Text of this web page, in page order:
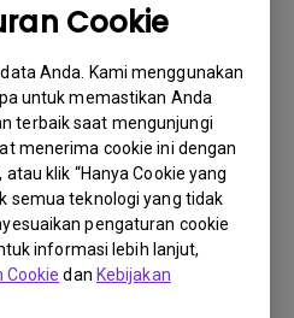
Cookie
Anda. Kami menggunakan
untuk memastikan Anda
terbaik saat mengunjungi
menerima cookie ini dengan
klik “Hanya Cookie yang
semua teknologi yang tidak
pengaturan cookie
informasi lebih lanjut,
Cookie dan Kebijakan